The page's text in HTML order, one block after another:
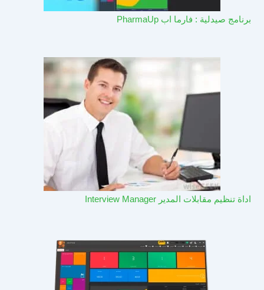
برنامج صيدلية : فارما اب PharmaUp​
اداة تنظيم مقابلات المدير Interview Manager